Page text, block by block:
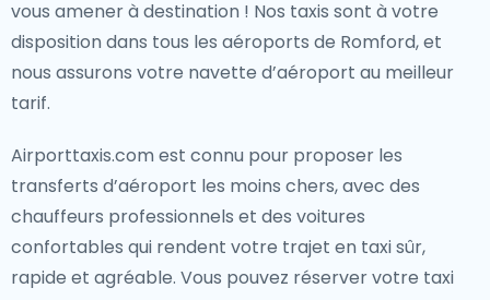
vous amener à destination ! Nos taxis sont à votre
disposition dans tous les aéroports de Romford, et
nous assurons votre navette d’aéroport au meilleur
tarif.
Airporttaxis.com est connu pour proposer les
transferts d’aéroport les moins chers, avec des
chauffeurs professionnels et des voitures
confortables qui rendent votre trajet en taxi sûr,
rapide et agréable. Vous pouvez réserver votre taxi